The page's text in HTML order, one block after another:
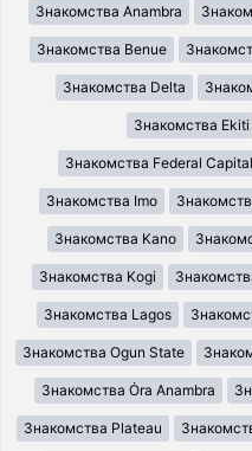
Знакомства Anambra
Знакомства Benue
Знакомства Delta
Знакомства Ekiti
Знакомства Federal
Знакомства Imo
Знакомства Kano
Знакомства Kogi
Знакомства Lagos
Знакомства Ogun State
Знакомства Ȯra Anambra
Знакомства Plateau